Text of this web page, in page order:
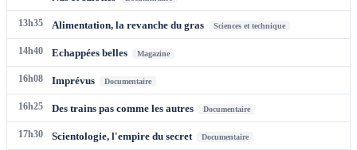
13h35 Alimentation, la revanche du gras Sciences et technique
14h40 Echappées belles Magazine
16h08 Imprévus Documentaire
16h25 Des trains pas comme les autres Documentaire
17h30 Scientologie, l'empire du secret Documentaire